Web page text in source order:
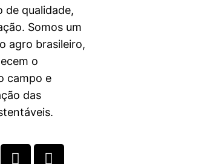
de qualidade,
Somos um
agro brasileiro,
o
campo e
das